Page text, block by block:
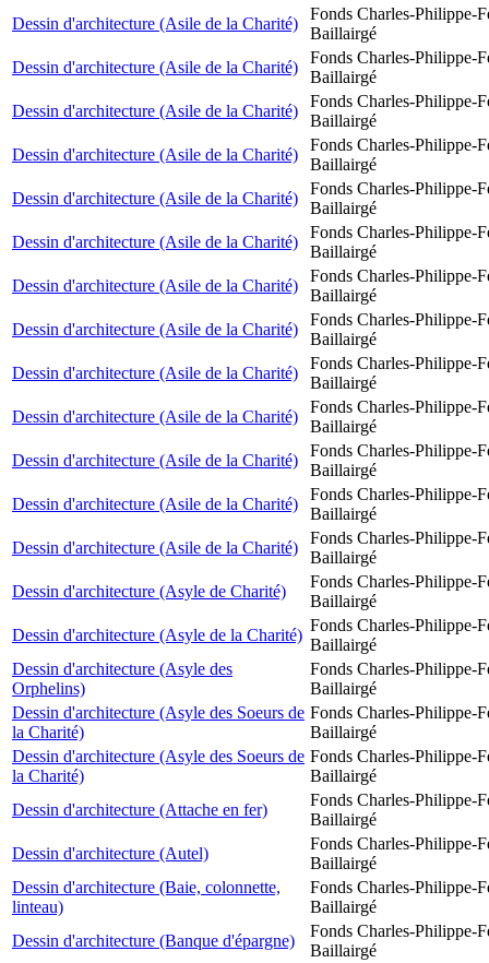
Dessin d'architecture (Asile de la Charité)
Fonds Charles-Philippe-
Baillairgé
Dessin d'architecture (Asile de la Charité)
Fonds Charles-Philippe-
Baillairgé
Dessin d'architecture (Asile de la Charité)
Fonds Charles-Philippe-
Baillairgé
Dessin d'architecture (Asile de la Charité)
Fonds Charles-Philippe-
Baillairgé
Dessin d'architecture (Asile de la Charité)
Fonds Charles-Philippe-
Baillairgé
Dessin d'architecture (Asile de la Charité)
Fonds Charles-Philippe-
Baillairgé
Dessin d'architecture (Asile de la Charité)
Fonds Charles-Philippe-
Baillairgé
Dessin d'architecture (Asile de la Charité)
Fonds Charles-Philippe-
Baillairgé
Dessin d'architecture (Asile de la Charité)
Fonds Charles-Philippe-
Baillairgé
Dessin d'architecture (Asile de la Charité)
Fonds Charles-Philippe-
Baillairgé
Dessin d'architecture (Asile de la Charité)
Fonds Charles-Philippe-
Baillairgé
Dessin d'architecture (Asile de la Charité)
Fonds Charles-Philippe-
Baillairgé
Dessin d'architecture (Asile de la Charité)
Fonds Charles-Philippe-
Baillairgé
Dessin d'architecture (Asyle de Charité)
Fonds Charles-Philippe-
Baillairgé
Dessin d'architecture (Asyle de la Charité)
Fonds Charles-Philippe-
Baillairgé
Dessin d'architecture (Asyle des
Orphelins)
Fonds Charles-Philippe-
Baillairgé
Dessin d'architecture (Asyle des Soeurs de
la Charité)
Fonds Charles-Philippe-
Baillairgé
Dessin d'architecture (Asyle des Soeurs de
la Charité)
Fonds Charles-Philippe-
Baillairgé
Dessin d'architecture (Attache en fer)
Fonds Charles-Philippe-
Baillairgé
Dessin d'architecture (Autel)
Fonds Charles-Philippe-
Baillairgé
Dessin d'architecture (Baie, colonnette,
linteau)
Fonds Charles-Philippe-
Baillairgé
Dessin d'architecture (Banque d'épargne)
Fonds Charles-Philippe-
Baillairgé